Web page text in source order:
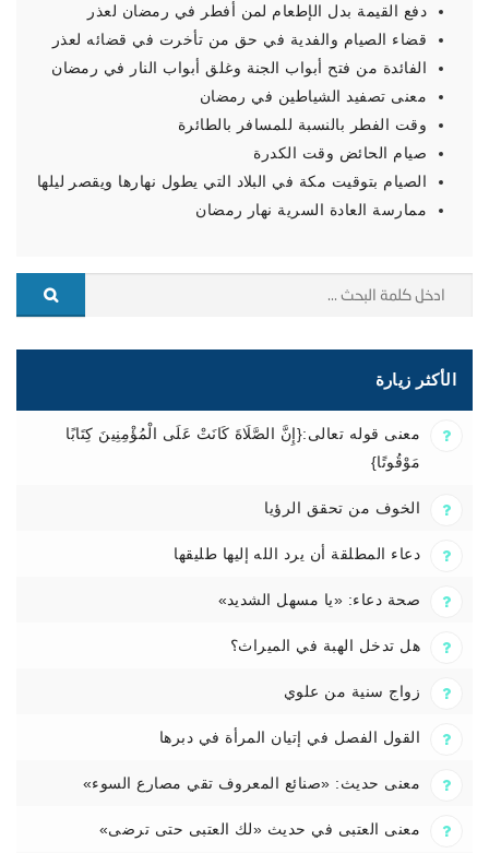
دفع القيمة بدل الإطعام لمن أفطر في رمضان لعذر
قضاء الصيام والفدية في حق من تأخرت في قضائه لعذر
الفائدة من فتح أبواب الجنة وغلق أبواب النار في رمضان
معنى تصفيد الشياطين في رمضان
وقت الفطر بالنسبة للمسافر بالطائرة
صيام الحائض وقت الكدرة
الصيام بتوقيت مكة في البلاد التي يطول نهارها ويقصر ليلها
ممارسة العادة السرية نهار رمضان
الأكثر زيارة
معنى قوله تعالى:{إِنَّ الصَّلَاةَ كَانَتْ عَلَى الْمُؤْمِنِينَ كِتَابًا
مَوْقُوتًا}
الخوف من تحقق الرؤيا
دعاء المطلقة أن يرد الله إليها طليقها
صحة دعاء: «يا مسهل الشديد»
هل تدخل الهبة في الميراث؟
زواج سنية من علوي
القول الفصل في إتيان المرأة في دبرها
معنى حديث: «صنائع المعروف تقي مصارع السوء»
معنى العتبى في حديث «لك العتبى حتى ترضى»